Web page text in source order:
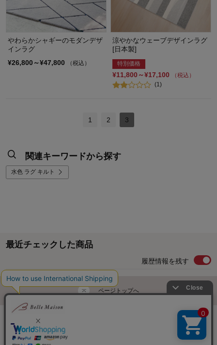
やわらかシャギーのモダンデザ
インラグ
¥26,800～¥47,800
（税込）
涼やかなウェーブデザインラグ
[日本製]
特別価格
¥11,800～¥17,100
（税込）
(1)
1 2 3
関連キーワードから探す
水色 ラグ キルト
最近チェックした商品
履歴情報を残す
ページトップへ
ご利用ガイド・お知らせ
サイトマップ